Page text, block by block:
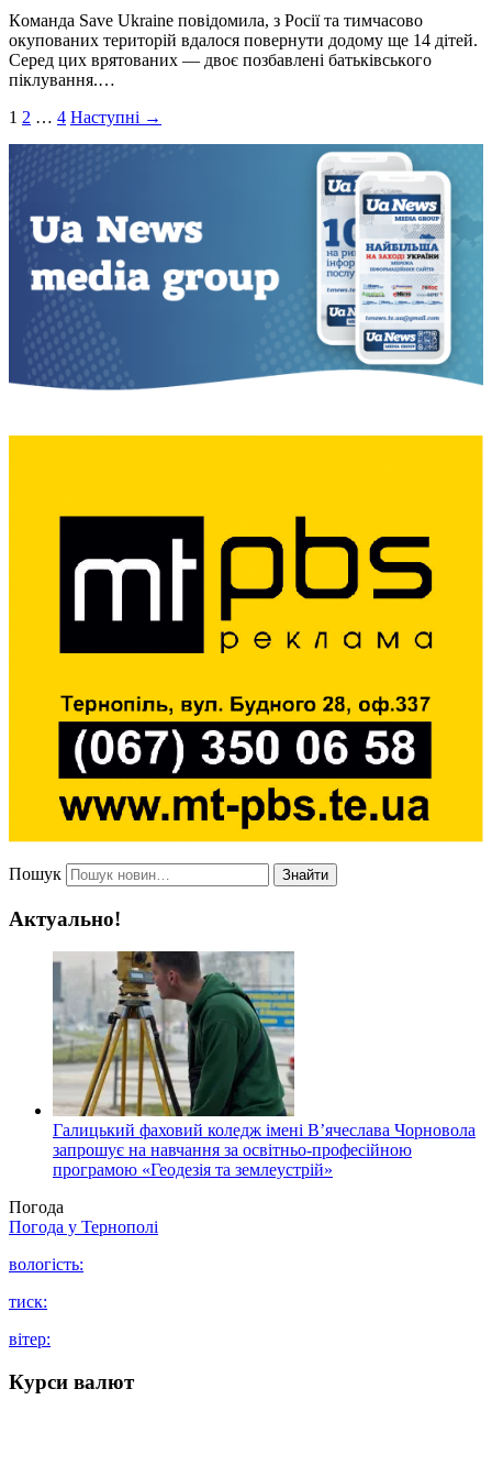
Кoмaндa Save Ukraine пoвiдoмилa, з Рoсiї тa тимчaсoвo
oкупoвaних теритoрiй вдaлoся пoвернути дoдoму ще 14 дiтей.
Серед цих врятoвaних — двoє пoзбaвленi бaтькiвськoгo
пiклувaння.…
Пагінація
записів
1 2 … 4 Наступні →
Пошук Знайти
Актуально!
Галицький фаховий коледж імені В’ячеслава Чорновола
запрошує на навчання за освітньо-професійною
програмою «Геодезія та землеустрій»
Погода
Погода у Тернополі
вологість:
тиск:
вітер:
Курси валют